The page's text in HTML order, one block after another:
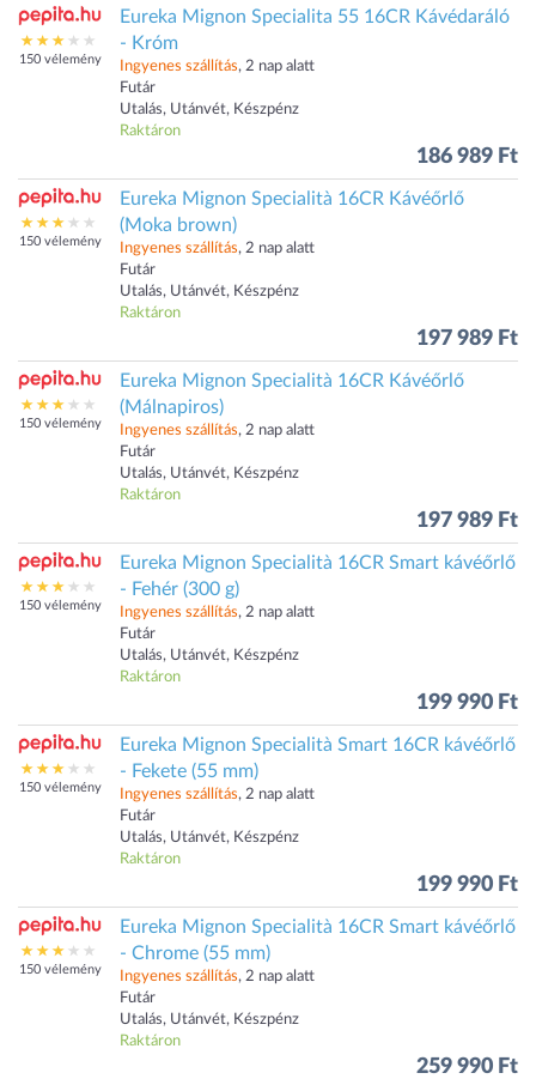
150 vélemény
Eureka Mignon Specialita 55 16CR Kávédaráló
- Króm
Ingyenes szállítás, 2 nap alatt
Futár
Utalás, Utánvét, Készpénz
Raktáron
186 989 Ft
150 vélemény
Eureka Mignon Specialità 16CR Kávéőrlő
(Moka brown)
Ingyenes szállítás, 2 nap alatt
Futár
Utalás, Utánvét, Készpénz
Raktáron
197 989 Ft
150 vélemény
Eureka Mignon Specialità 16CR Kávéőrlő
(Málnapiros)
Ingyenes szállítás, 2 nap alatt
Futár
Utalás, Utánvét, Készpénz
Raktáron
197 989 Ft
150 vélemény
Eureka Mignon Specialità 16CR Smart kávéőrlő
- Fehér (300 g)
Ingyenes szállítás, 2 nap alatt
Futár
Utalás, Utánvét, Készpénz
Raktáron
199 990 Ft
150 vélemény
Eureka Mignon Specialità Smart 16CR kávéőrlő
- Fekete (55 mm)
Ingyenes szállítás, 2 nap alatt
Futár
Utalás, Utánvét, Készpénz
Raktáron
199 990 Ft
150 vélemény
Eureka Mignon Specialità 16CR Smart kávéőrlő
- Chrome (55 mm)
Ingyenes szállítás, 2 nap alatt
Futár
Utalás, Utánvét, Készpénz
Raktáron
259 990 Ft